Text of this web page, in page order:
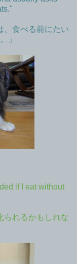
、食べる前にたい
」
if I eat without
られるかもしれな